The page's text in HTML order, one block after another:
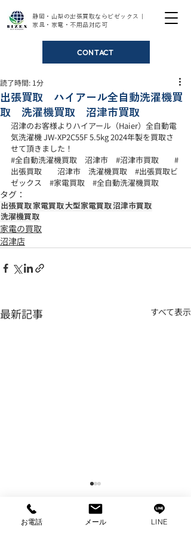
静岡・山梨の出張買取ならビゼックス｜
家具・家電・不用品対応可
CONTACT
出張買取 ハイアール全自動洗濯機買
取 洗濯機買取 沼津市買取
読了時間: 1分
沼津のお客様よりハイアール（Haier）全自動電
気洗濯機 JW-XP2C55F 5.5kg 2024年製を買取さ
せて頂きました！
#全自動洗濯機買取 沼津市 #沼津市買取
#
出張買取 沼津市　洗濯機買取 #出張買取ビ
ゼックス
#家電買取 #全自動洗濯機買取
タグ：
出張買取 家電買取大型家電買取沼津市買取
洗濯機買取
家電の買取
沼津店
最新記事 すべて表示
お電話 メール LINE